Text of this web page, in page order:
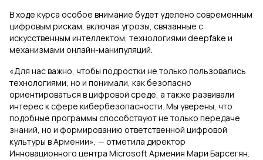
В ходе курса особое внимание будет уделено современным
цифровым рискам, включая угрозы, связанные с
искусственным интеллектом, технологиями deepfake и
механизмами онлайн-манипуляций.
«Для нас важно, чтобы подростки не только пользовались
технологиями, но и понимали, как безопасно
ориентироваться в цифровой среде, а также развивали
интерес к сфере кибербезопасности. Мы уверены, что
подобные программы способствуют не только передаче
знаний, но и формированию ответственной цифровой
культуры в Армении», — отметила директор
Инновационного центра Microsoft Армения Мари Барсегян.